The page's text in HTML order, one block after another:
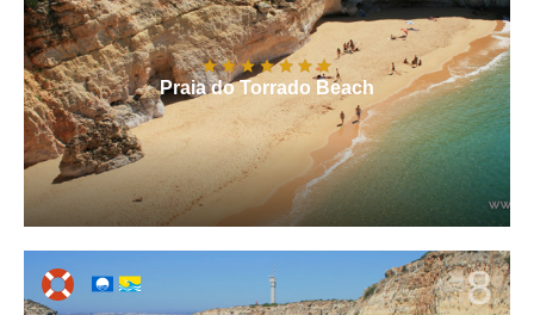
Praia do Torrado Beach
8